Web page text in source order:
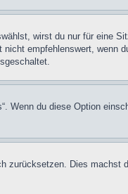
wirst du nur für eine
empfehlenswert,
Wenn du diese Option
Dies machst